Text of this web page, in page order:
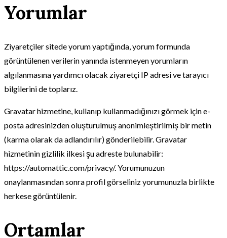
Yorumlar
Ziyaretçiler sitede yorum yaptığında, yorum formunda
görüntülenen verilerin yanında istenmeyen yorumların
algılanmasına yardımcı olacak ziyaretçi IP adresi ve tarayıcı
bilgilerini de toplarız.
Gravatar hizmetine, kullanıp kullanmadığınızı görmek için e-
posta adresinizden oluşturulmuş anonimleştirilmiş bir metin
(karma olarak da adlandırılır) gönderilebilir. Gravatar
hizmetinin gizlilik ilkesi şu adreste bulunabilir:
https://automattic.com/privacy/. Yorumunuzun
onaylanmasından sonra profil görseliniz yorumunuzla birlikte
herkese görüntülenir.
Ortamlar